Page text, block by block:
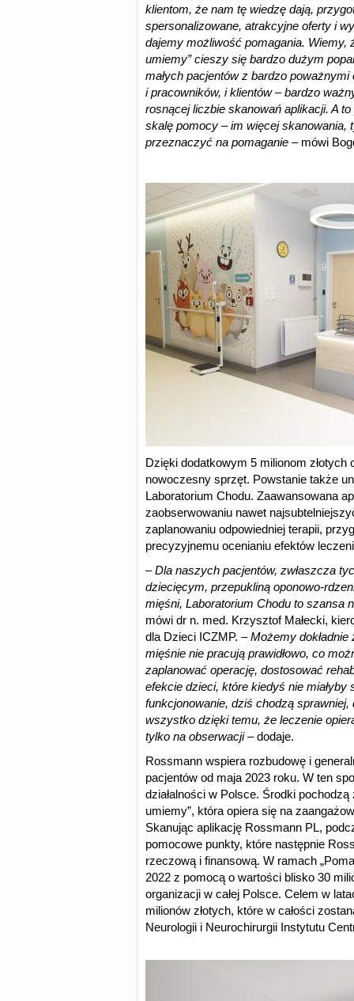
klientom, że nam tę wiedzę dają,
spersonalizowane, atrakcyjne oferty i
dajemy możliwość pomagania. Wiemy,
umiemy” cieszy się bardzo dużym
małych pacjentów z bardzo
i pracowników, i klientów – bardzo
rosnącej liczbie skanowań aplikacji. A
skalę pomocy – im więcej skanowania,
przeznaczyć na pomaganie – mówi
Dzięki dodatkowym 5 milionom
nowoczesny sprzęt. Powstanie także
Laboratorium Chodu. Zaawansowana
zaobserwowaniu nawet
zaplanowaniu odpowiedniej terapii,
precyzyjnemu ocenianiu efektów
–Dla naszych pacjentów, zwłaszcza
dziecięcym, przepukliną oponowo-
mięśni, Laboratorium Chodu to szansa
mówi dr n. med. Krzysztof Małecki,
dla Dzieci ICZMP. –Możemy
mięśnie nie pracują prawidłowo, co
zaplanować operację, dostosować
efekcie dzieci, które kiedyś nie miałyby
funkcjonowanie, dziś chodzą sprawniej,
wszystko dzięki temu, że leczenie
tylko na obserwacji– dodaje.
Rossmann wspiera rozbudowę i
pacjentów od maja 2023 roku. W ten
działalności w Polsce. Środki
umiemy”, która opiera się na
Skanując aplikację Rossmann PL,
pomocowe punkty, które następnie
rzeczową i finansową. W ramach
2022 z pomocą o wartości blisko 30
organizacji w całej Polsce. Celem w
milionów złotych, które w całości
Neurologii i Neurochirurgii Instytutu